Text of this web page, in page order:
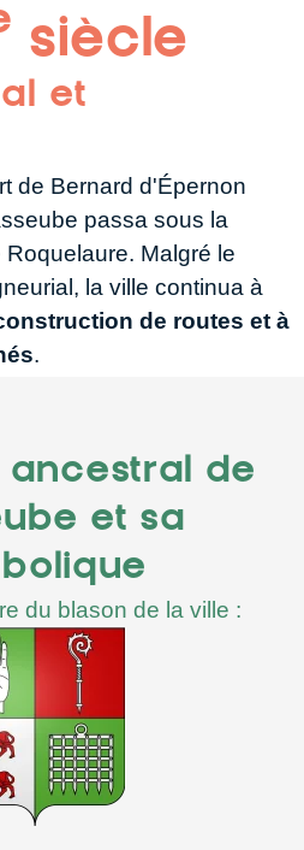
siècle
et
de Bernard d'Épernon
passa sous la
Malgré le
la ville continua à
de routes et à
.
ancestral de
et sa
du blason de la ville :